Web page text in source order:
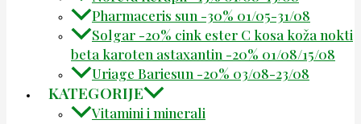
Pharmaceris sun -30% 01/05-31/08
Solgar -20% cink ester C kosa koža nokti
beta karoten astaxantin -20% 01/08/15/08
Uriage Bariesun -20% 03/08-23/08
KATEGORIJE
Vitamini i minerali